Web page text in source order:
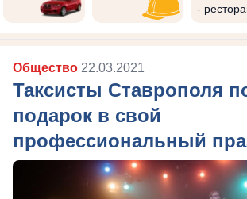
-
Общество 22.03.2021
Таксисты Ставрополя
подарок в свой
профессиональный